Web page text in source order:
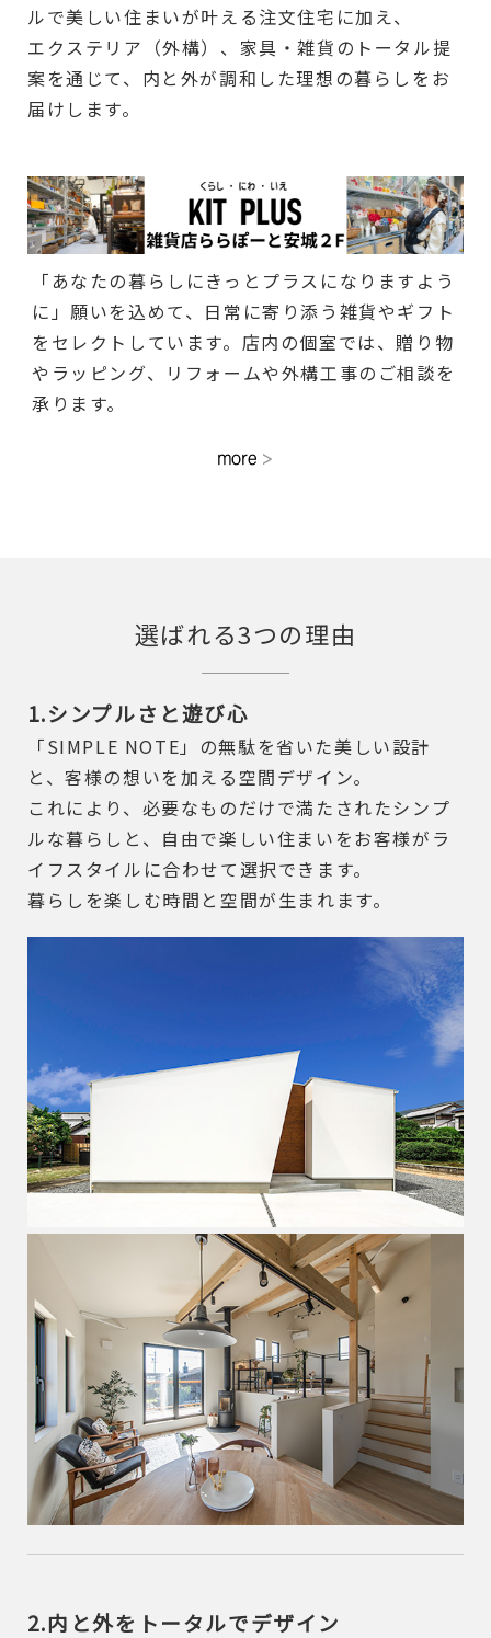
ルで美しい住まいが叶える注文住宅に加え、
エクステリア（外構）、家具・雑貨のトータル提
案を通じて、内と外が調和した理想の暮らしをお
届けします。
「あなたの暮らしにきっとプラスになりますよう
に」願いを込めて、日常に寄り添う雑貨やギフト
をセレクトしています。店内の個室では、贈り物
やラッピング、リフォームや外構工事のご相談を
承ります。
選ばれる3つの理由
1.シンプルさと遊び心
「SIMPLE NOTE」の無駄を省いた美しい設計
と、客様の想いを加える空間デザイン。
これにより、必要なものだけで満たされたシンプ
ルな暮らしと、自由で楽しい住まいをお客様がラ
イフスタイルに合わせて選択できます。
暮らしを楽しむ時間と空間が生まれます。
2.内と外をトータルでデザイン